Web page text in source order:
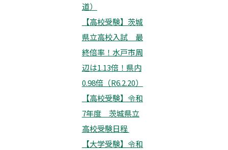
道）
【高校受験】茨城
県立高校入試 最
終倍率！水戸市周
辺は1.13倍！県内
0.98倍（R6.2.20）
【高校受験】令和
7年度 茨城県立
高校受験日程
【大学受験】令和